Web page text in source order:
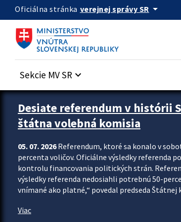
Preskocit na hlavný obsah
Oficiálna stránka verejnej správy SR arrow_drop_down
Sekcie MV SR keyboard_arrow_down
Zastavit automatický posun upútavok
Desiate referendum v histórii
štátna volebná komisia
05. 07. 2026Referendum, ktoré sa konalo v
percenta voličov. Oficiálne výsledky referenda
kontrolu financovania politických strán.
výsledky referenda nedosiahli potrebnú 50-
vnímané ako platné,“ povedal predseda
Viac